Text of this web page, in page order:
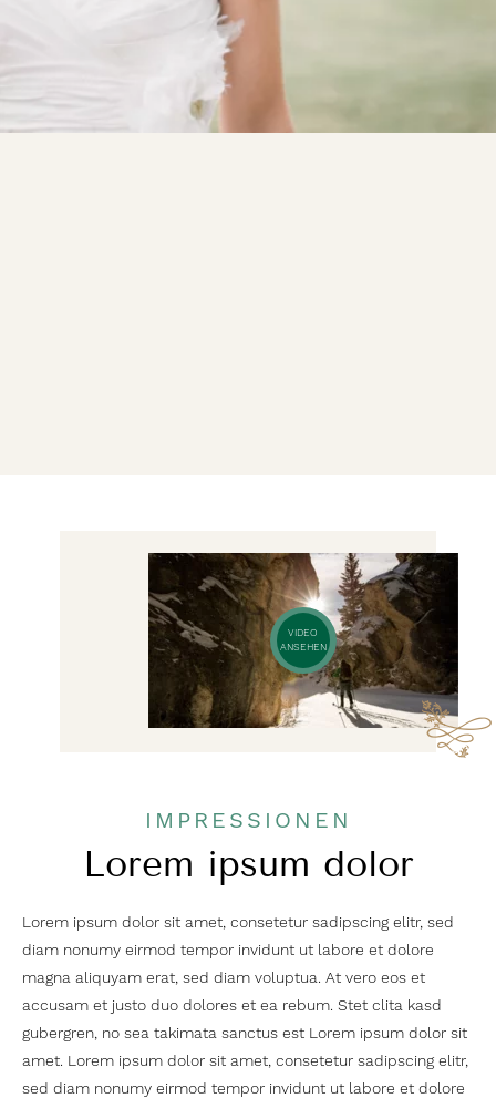
VIDEO
ANSEHEN
IMPRESSIONEN
Lorem ipsum dolor
Lorem ipsum dolor sit amet, consetetur sadipscing elitr, sed
diam nonumy eirmod tempor invidunt ut labore et dolore
magna aliquyam erat, sed diam voluptua. At vero eos et
accusam et justo duo dolores et ea rebum. Stet clita kasd
gubergren, no sea takimata sanctus est Lorem ipsum dolor sit
amet. Lorem ipsum dolor sit amet, consetetur sadipscing elitr,
sed diam nonumy eirmod tempor invidunt ut labore et dolore